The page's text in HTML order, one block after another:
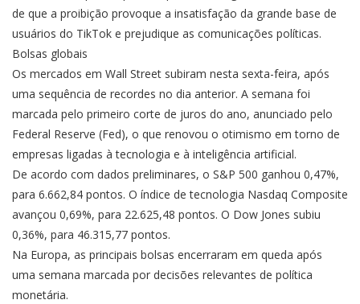
de que a proibição provoque a insatisfação da grande base de
usuários do TikTok e prejudique as comunicações políticas.
Bolsas globais
Os mercados em Wall Street subiram nesta sexta-feira, após
uma sequência de recordes no dia anterior. A semana foi
marcada pelo primeiro corte de juros do ano, anunciado pelo
Federal Reserve (Fed), o que renovou o otimismo em torno de
empresas ligadas à tecnologia e à inteligência artificial.
De acordo com dados preliminares, o S&P 500 ganhou 0,47%,
para 6.662,84 pontos. O índice de tecnologia Nasdaq Composite
avançou 0,69%, para 22.625,48 pontos. O Dow Jones subiu
0,36%, para 46.315,77 pontos.
Na Europa, as principais bolsas encerraram em queda após
uma semana marcada por decisões relevantes de política
monetária.